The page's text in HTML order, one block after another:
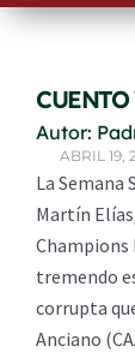
Autor:
ABRIL 19,
La Semana
Martín
tremendo
corrupta
Anciano